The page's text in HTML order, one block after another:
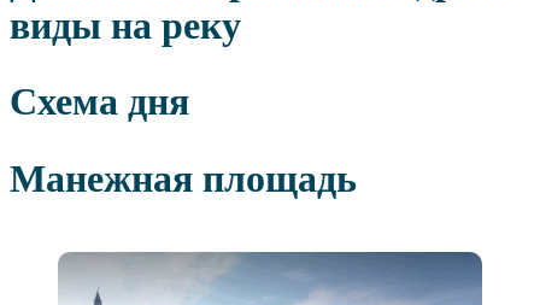
виды на реку
Схема дня
Манежная площадь